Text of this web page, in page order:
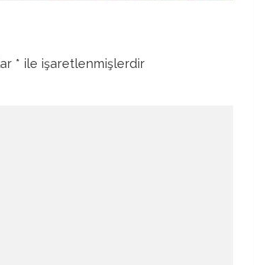
* ile işaretlenmişlerdir